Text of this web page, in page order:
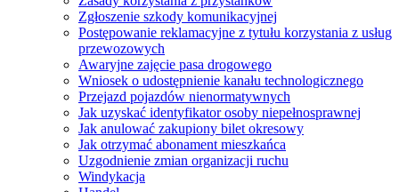
Zgłoszenie szkody komunikacyjnej
Postępowanie reklamacyjne z tytułu korzystania z usług
przewozowych
Awaryjne zajęcie pasa drogowego
Wniosek o udostępnienie kanału technologicznego
Przejazd pojazdów nienormatywnych
Jak uzyskać identyfikator osoby niepełnosprawnej
Jak anulować zakupiony bilet okresowy
Jak otrzymać abonament mieszkańca
Uzgodnienie zmian organizacji ruchu
Windykacja